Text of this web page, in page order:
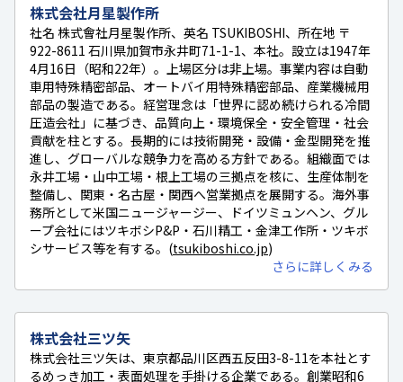
株式会社月星製作所
社名 株式會社月星製作所、英名 TSUKIBOSHI、所在地 〒
922-8611 石川県加賀市永井町71-1-1、本社。設立は1947年
4月16日（昭和22年）。上場区分は非上場。事業内容は自動
車用特殊精密部品、オートバイ用特殊精密部品、産業機械用
部品の製造である。経営理念は「世界に認め続けられる冷間
圧造会社」に基づき、品質向上・環境保全・安全管理・社会
貢献を柱とする。長期的には技術開発・設備・金型開発を推
進し、グローバルな競争力を高める方針である。組織面では
永井工場・山中工場・根上工場の三拠点を核に、生産体制を
整備し、関東・名古屋・関西へ営業拠点を展開する。海外事
務所として米国ニュージャージー、ドイツミュンヘン、グル
ープ会社にはツキボシP&P・石川精工・金津工作所・ツキボ
シサービス等を有する。(tsukiboshi.co.jp)
さらに詳しくみる
株式会社三ツ矢
株式会社三ツ矢は、東京都品川区西五反田3-8-11を本社とす
るめっき加工・表面処理を手掛ける企業である。創業昭和6